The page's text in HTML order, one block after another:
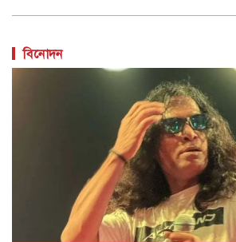
বিনোদন